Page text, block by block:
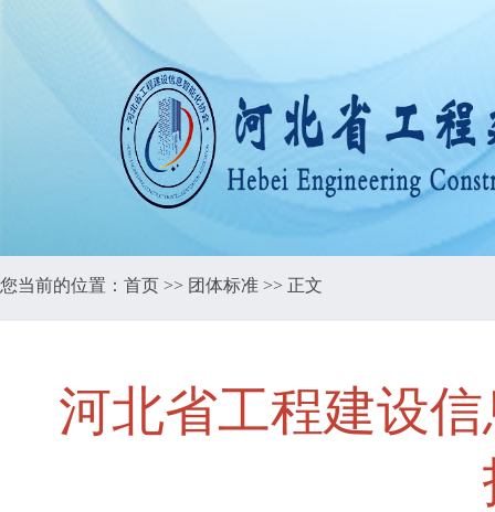
您当前的位置： 首页 >> 团体标准 >> 正文
河北省工程建设